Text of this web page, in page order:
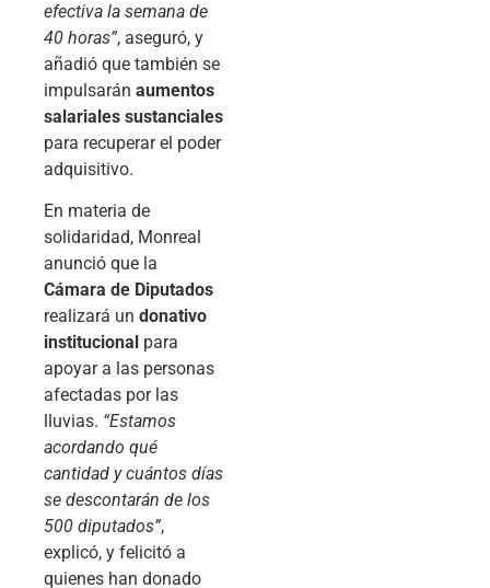
efectiva la semana de
40 horas”, aseguró, y
añadió que también se
impulsarán aumentos
salariales sustanciales
para recuperar el poder
adquisitivo.
En materia de
solidaridad, Monreal
anunció que la
Cámara de Diputados
realizará un donativo
institucional para
apoyar a las personas
afectadas por las
lluvias. “Estamos
acordando qué
cantidad y cuántos días
se descontarán de los
500 diputados”,
explicó, y felicitó a
quienes han donado